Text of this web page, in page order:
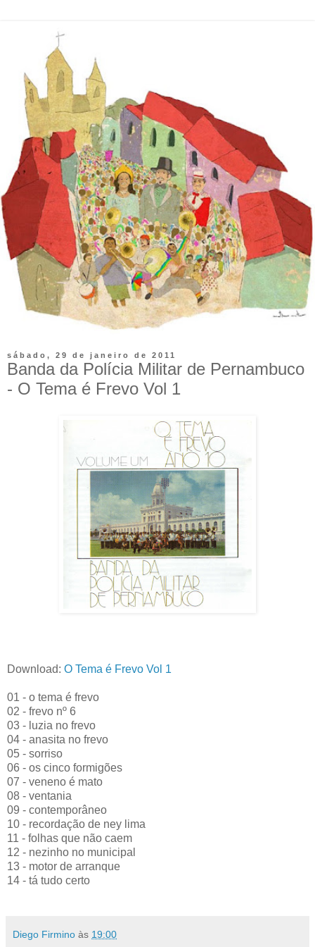
sábado, 29 de janeiro de 2011
Banda da Polícia Militar de Pernambuco
- O Tema é Frevo Vol 1
Download: O Tema é Frevo Vol 1
01 - o tema é frevo
02 - frevo nº 6
03 - luzia no frevo
04 - anasita no frevo
05 - sorriso
06 - os cinco formigões
07 - veneno é mato
08 - ventania
09 - contemporâneo
10 - recordação de ney lima
11 - folhas que não caem
12 - nezinho no municipal
13 - motor de arranque
14 - tá tudo certo
Diego Firmino às 19:00